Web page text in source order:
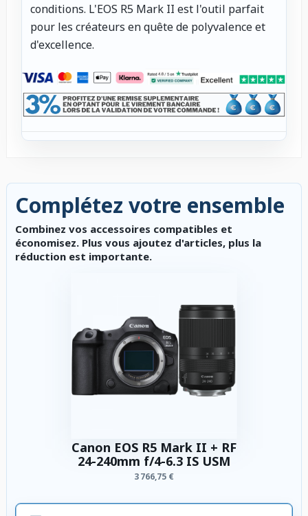
conditions. L'EOS R5 Mark II est l'outil parfait
pour les créateurs en quête de polyvalence et
d'excellence.
Complétez votre ensemble
Combinez vos accessoires compatibles et
économisez. Plus vous ajoutez d'articles, plus la
réduction est importante.
Canon EOS R5 Mark II + RF
24-240mm f/4-6.3 IS USM
3 766,75 €